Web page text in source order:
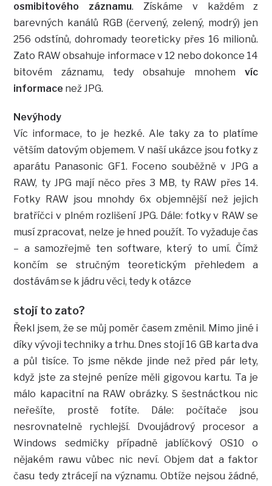
osmibitového záznamu. Získáme v každém z
barevných kanálů RGB (červený, zelený, modrý) jen
256 odstínů, dohromady teoreticky přes 16 milionů.
Zato RAW obsahuje informace v 12 nebo dokonce 14
bitovém záznamu, tedy obsahuje mnohemvíc
informace než JPG.
Nevýhody
Víc informace, to je hezké. Ale taky za to platíme
větším datovým objemem. V naší ukázce jsou fotky z
aparátu Panasonic GF1. Foceno souběžně v JPG a
RAW, ty JPG mají něco přes 3 MB, ty RAW přes 14.
Fotky RAW jsou mnohdy 6x objemnější než jejich
bratříčci v plném rozlišení JPG. Dále: fotky v RAW se
musí zpracovat, nelze je hned použít. To vyžaduje čas
– a samozřejmě ten software, který to umí. Čímž
končím se stručným teoretickým přehledem a
dostávám se k jádru věci, tedy k otázce
stojí to zato?
Řekl jsem, že se můj poměr časem změnil. Mimo jiné i
díky vývoji techniky a trhu. Dnes stojí 16 GB karta dva
a půl tisíce. To jsme někde jinde než před pár lety,
když jste za stejné peníze měli gigovou kartu. Ta je
málo kapacitní na RAW obrázky. S šestnáctkou nic
neřešíte, prostě fotíte. Dále: počítače jsou
nesrovnatelně rychlejší. Dvoujádrový procesor a
Windows sedmičky případně jablíčkový OS10 o
nějakém rawu vůbec nic neví. Objem dat a faktor
času tedy ztrácejí na významu. Obtíže nejsou žádné,